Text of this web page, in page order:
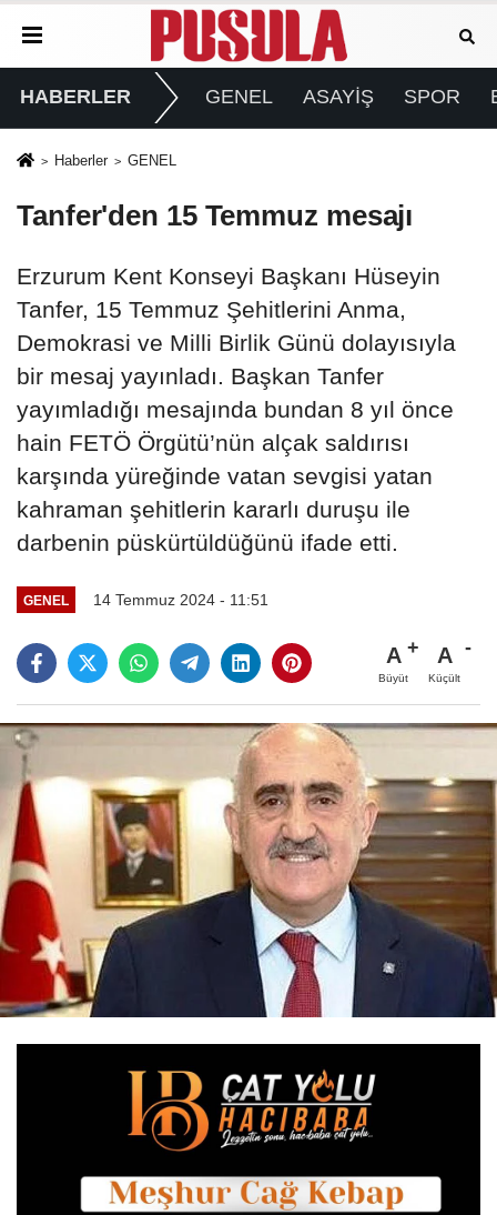
HABERLER GENEL ASAYİŞ SPOR
Haberler GENEL
Tanfer'den 15 Temmuz mesajı
Erzurum Kent Konseyi Başkanı Hüseyin
Tanfer, 15 Temmuz Şehitlerini Anma,
Demokrasi ve Milli Birlik Günü dolayısıyla
bir mesaj yayınladı. Başkan Tanfer
yayımladığı mesajında bundan 8 yıl önce
hain FETÖ Örgütü’nün alçak saldırısı
karşında yüreğinde vatan sevgisi yatan
kahraman şehitlerin kararlı duruşu ile
darbenin püskürtüldüğünü ifade etti.
GENEL 14 Temmuz 2024 - 11:51
A
Büyüt
A
Küçült